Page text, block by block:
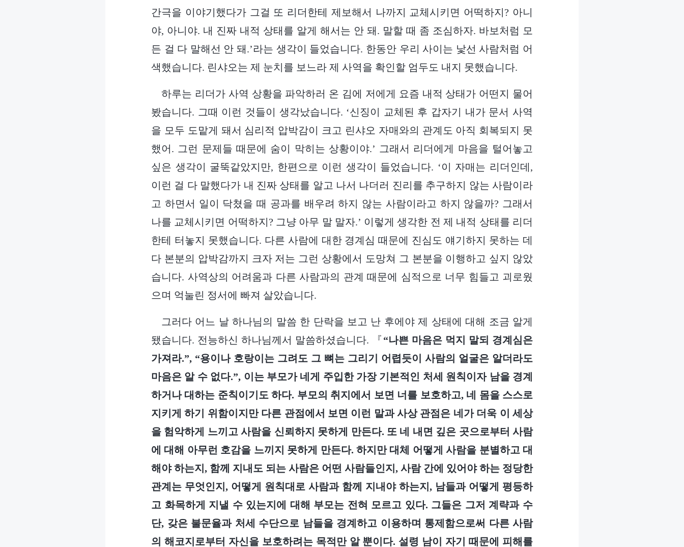
간극을 이야기했다가 그걸 또 리더한테 제보해서 나까지 교체시키면 어떡하지? 아니
야, 아니야. 내 진짜 내적 상태를 알게 해서는 안 돼. 말할 때 좀 조심하자. 바보처럼 모
든 걸 다 말해선 안 돼.’라는 생각이 들었습니다. 한동안 우리 사이는 낯선 사람처럼 어
색했습니다. 린샤오는 제 눈치를 보느라 제 사역을 확인할 엄두도 내지 못했습니다.
하루는 리더가 사역 상황을 파악하러 온 김에 저에게 요즘 내적 상태가 어떤지 물어
봤습니다. 그때 이런 것들이 생각났습니다. ‘신징이 교체된 후 갑자기 내가 문서 사역
을 모두 도맡게 돼서 심리적 압박감이 크고 린샤오 자매와의 관계도 아직 회복되지 못
했어. 그런 문제들 때문에 숨이 막히는 상황이야.’ 그래서 리더에게 마음을 털어놓고
싶은 생각이 굴뚝같았지만, 한편으로 이런 생각이 들었습니다. ‘이 자매는 리더인데,
이런 걸 다 말했다가 내 진짜 상태를 알고 나서 나더러 진리를 추구하지 않는 사람이라
고 하면서 일이 닥쳤을 때 공과를 배우려 하지 않는 사람이라고 하지 않을까? 그래서
나를 교체시키면 어떡하지? 그냥 아무 말 말자.’ 이렇게 생각한 전 제 내적 상태를 리더
한테 터놓지 못했습니다. 다른 사람에 대한 경계심 때문에 진심도 얘기하지 못하는 데
다 본분의 압박감까지 크자 저는 그런 상황에서 도망쳐 그 본분을 이행하고 싶지 않았
습니다. 사역상의 어려움과 다른 사람과의 관계 때문에 심적으로 너무 힘들고 괴로웠
으며 억눌린 정서에 빠져 살았습니다.
그러다 어느 날 하나님의 말씀 한 단락을 보고 난 후에야 제 상태에 대해 조금 알게
됐습니다. 전능하신 하나님께서 말씀하셨습니다. 『 “나쁜 마음은 먹지 말되 경계심은
가져라.”, “용이나 호랑이는 그려도 그 뼈는 그리기 어렵듯이 사람의 얼굴은 알더라도
마음은 알 수 없다.”, 이는 부모가 네게 주입한 가장 기본적인 처세 원칙이자 남을 경계
하거나 대하는 준칙이기도 하다. 부모의 취지에서 보면 너를 보호하고, 네 몸을 스스로
지키게 하기 위함이지만 다른 관점에서 보면 이런 말과 사상 관점은 네가 더욱 이 세상
을 험악하게 느끼고 사람을 신뢰하지 못하게 만든다. 또 네 내면 깊은 곳으로부터 사람
에 대해 아무런 호감을 느끼지 못하게 만든다. 하지만 대체 어떻게 사람을 분별하고 대
해야 하는지, 함께 지내도 되는 사람은 어떤 사람들인지, 사람 간에 있어야 하는 정당한
관계는 무엇인지, 어떻게 원칙대로 사람과 함께 지내야 하는지, 남들과 어떻게 평등하
고 화목하게 지낼 수 있는지에 대해 부모는 전혀 모르고 있다. 그들은 그저 계략과 수
단, 갖은 불문율과 처세 수단으로 남들을 경계하고 이용하며 통제함으로써 다른 사람
의 해코지로부터 자신을 보호하려는 목적만 알 뿐이다. 설령 남이 자기 때문에 피해를